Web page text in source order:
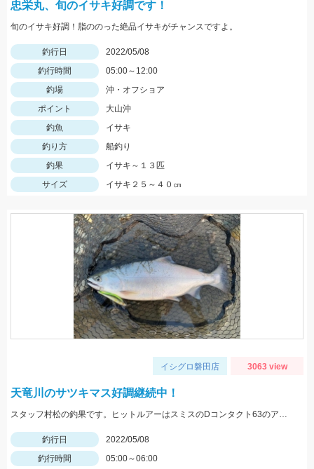
忠栄丸、旬のイサキ好調です！
旬のイサキ好調！脂ののった絶品イサキがチャンスですよ。
釣行日
2022/05/08
釣行時間
05:00～12:00
釣場
沖・オフショア
ポイント
大山沖
釣魚
イサキ
釣り方
船釣り
釣果
イサキ～１３匹
サイズ
イサキ２５～４０㎝
イシグロ磐田店 3063 view
天竜川のサツキマス好調継続中！
スタッフ村松の釣果です。ヒットルアーはスミスのDコンタクト63のアユカラー！
釣行日
2022/05/08
釣行時間
05:00～06:00